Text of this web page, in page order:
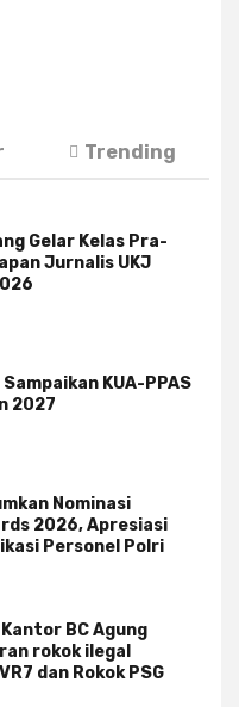
Trending
Gelar Kelas Pra-
Jurnalis UKJ
KUA-PPAS
2027
Nominasi
2026, Apresiasi
Personel Polri
BC Agung
rokok ilegal
dan Rokok PSG